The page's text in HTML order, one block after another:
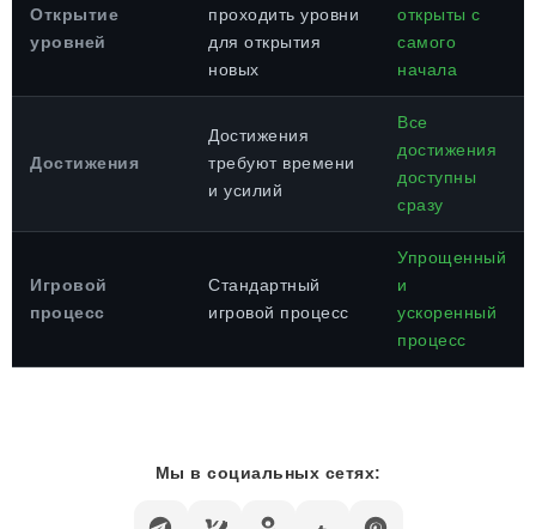
Открытие
уровней
проходить уровни
для открытия
новых
открыты с
самого
начала
Достижения
Достижения
требуют времени
и усилий
Все
достижения
доступны
сразу
Игровой
процесс
Стандартный
игровой процесс
Упрощенный
и
ускоренный
процесс
Мы в социальных сетях: